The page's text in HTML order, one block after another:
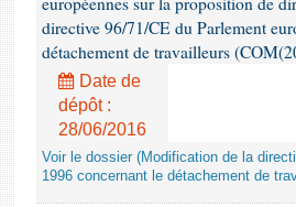
directive 96/71/CE du Parlement
détachement de travailleurs
Date de
dépôt :
28/06/2016
Voir le dossier (Modification de la
1996 concernant le détachement de